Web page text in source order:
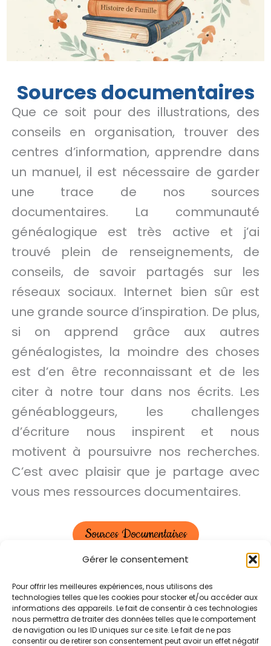
Gérer le consentement
Pour offrir les meilleures expériences, nous utilisons des
technologies telles que les cookies pour stocker et/ou accéder aux
informations des appareils. Le fait de consentir à ces technologies
nous permettra de traiter des données telles que le comportement
de navigation ou les ID uniques sur ce site. Le fait de ne pas
consentir ou de retirer son consentement peut avoir un effet négatif
Sources documentaires
Que ce soit pour des illustrations, des
conseils en organisation, trouver des
centres d’information, apprendre dans
un manuel, il est nécessaire de garder
une trace de nos sources
documentaires. La communauté
généalogique est très active et j’ai
trouvé plein de renseignements, de
conseils, de savoir partagés sur les
réseaux sociaux. Internet bien sûr est
une grande source d’inspiration. De plus,
si on apprend grâce aux autres
généalogistes, la moindre des choses
est d’en être reconnaissant et de les
citer à notre tour dans nos écrits. Les
généabloggeurs, les challenges
d’écriture nous inspirent et nous
motivent à poursuivre nos recherches.
C’est avec plaisir que je partage avec
vous mes ressources documentaires.
Sources Documentaires
Politique de confidentialité
CGU
Mentions légales
Tarifs
Contact
Plan du site